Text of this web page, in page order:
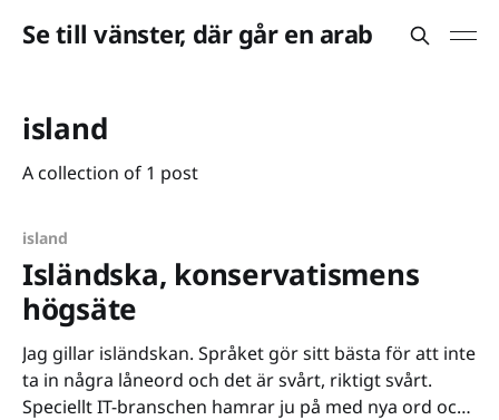
Se till vänster, där går en arab
island
A collection of 1 post
island
Isländska, konservatismens
högsäte
Jag gillar isländskan. Språket gör sitt bästa för att inte
ta in några låneord och det är svårt, riktigt svårt.
Speciellt IT-branschen hamrar ju på med nya ord och